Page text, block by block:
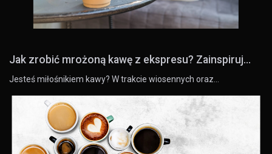
Jak zrobić mrożoną kawę z ekspresu? Zainspiruj...
Jesteś miłośnikiem kawy? W trakcie wiosennych oraz…